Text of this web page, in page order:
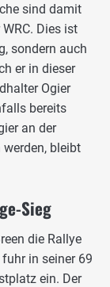
sind damit
Dies ist
sondern auch
er in dieser
Ogier
bereits
an der
bleibt
Sieg
die Rallye
in seiner 69
ein. Der